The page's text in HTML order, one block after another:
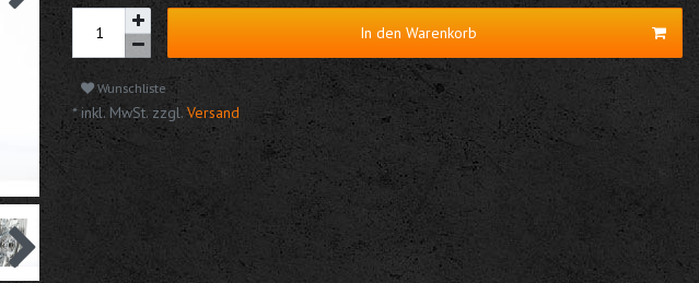
In den Warenkorb
Wunschliste
* inkl. MwSt. zzgl. Versand